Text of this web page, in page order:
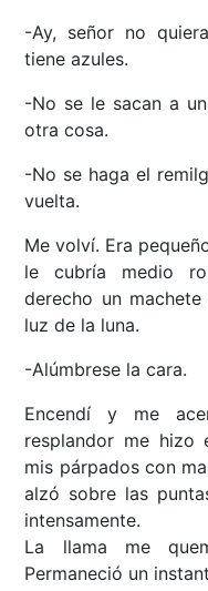
-Ay, señor no
tiene azules.
-No se le sacan a
otra cosa.
-No se haga el
vuelta.
Me volví. Era
le cubría medio
derecho un
luz de la luna.
-Alúmbrese la cara.
Encendí y me
resplandor me hizo
mis párpados con
alzó sobre las
intensamente.
La llama me
Permaneció un